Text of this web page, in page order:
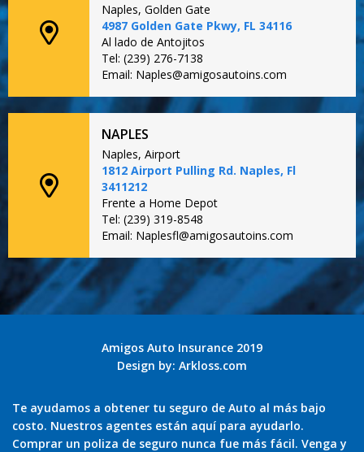
Naples, Golden Gate
4987 Golden Gate Pkwy, FL 34116
Al lado de Antojitos
Tel: (239) 276-7138
Email: Naples@amigosautoins.com
NAPLES
Naples, Airport
1812 Airport Pulling Rd. Naples, Fl
3411212
Frente a Home Depot
Tel: (239) 319-8548
Email: Naplesfl@amigosautoins.com
Amigos Auto Insurance 2019
Design by: Arkloss.com
Te ayudamos a obtener tu seguro de Auto al más bajo
costo. Nuestros agentes están aquí para ayudarlo.
Comprar un poliza de seguro nunca fue más fácil. Venga y